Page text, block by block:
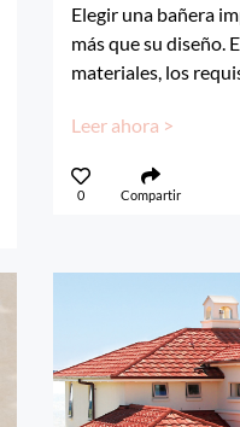
Elegir una bañera
más que su diseño.
materiales, los
Leer ahora >
0 Compartir